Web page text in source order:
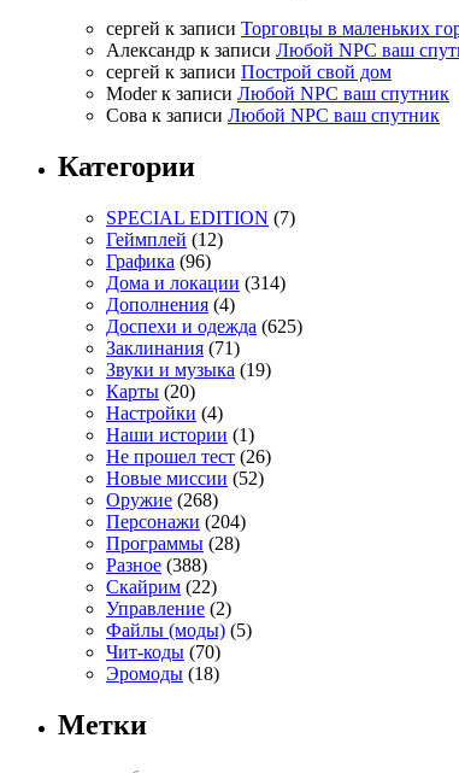
cергей к записи Торговцы в маленьких
Александр к записи Любой NPC ваш
cергей к записи Построй свой дом
Moderк записи Любой NPC ваш спутник
Сова к записи Любой NPC ваш спутник
Категории
SPECIAL EDITION (7)
Геймплей (12)
Графика (96)
Дома и локации (314)
Дополнения (4)
Доспехи и одежда (625)
Заклинания (71)
Звуки и музыка (19)
Карты (20)
Настройки (4)
Наши истории (1)
Не прошел тест (26)
Новые миссии (52)
Оружие (268)
Персонажи (204)
Программы (28)
Разное (388)
Скайрим (22)
Управление (2)
Файлы (моды) (5)
Чит-коды (70)
Эромоды (18)
Метки